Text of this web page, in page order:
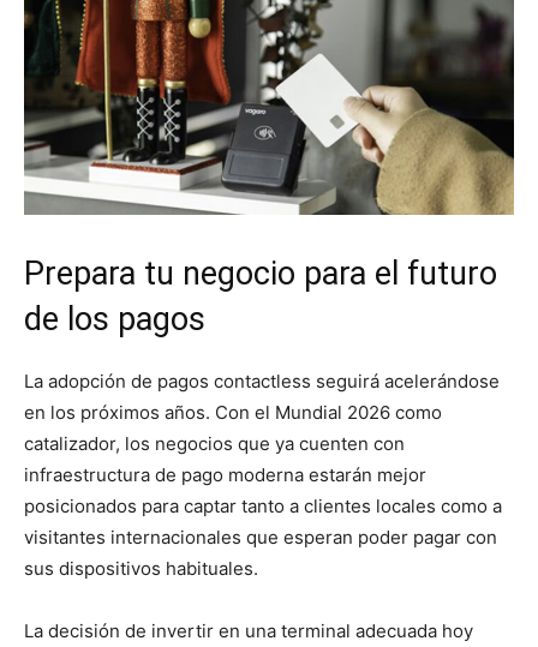
Prepara tu negocio para el futuro
de los pagos
La adopción de pagos contactless seguirá acelerándose
en los próximos años. Con el Mundial 2026 como
catalizador, los negocios que ya cuenten con
infraestructura de pago moderna estarán mejor
posicionados para captar tanto a clientes locales como a
visitantes internacionales que esperan poder pagar con
sus dispositivos habituales.
La decisión de invertir en una terminal adecuada hoy